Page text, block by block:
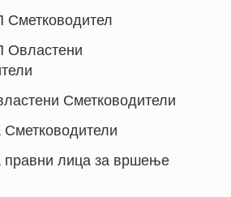
Сметководител
Овластени
Сметководители
Сметководители
правни лица за вршење